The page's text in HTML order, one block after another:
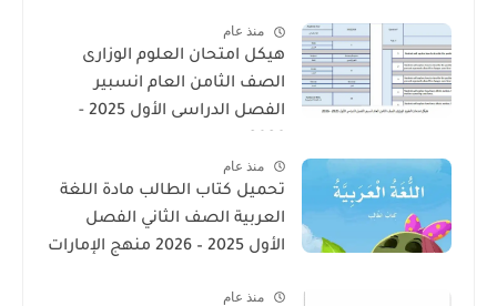
منذ عام
هيكل امتحان العلوم الوزارى
الصف الثامن العام انسبير
الفصل الدراسى الأول 2025 -
منذ عام
تحميل كتاب الطالب مادة اللغة
العربية الصف الثاني الفصل
الأول 2025 – 2026 منهج الإمارات
منذ عام